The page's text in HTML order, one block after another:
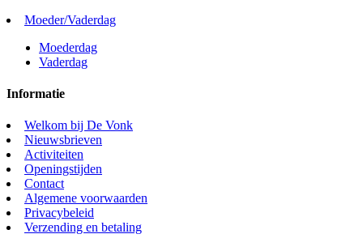
Moeder/Vaderdag
Moederdag
Vaderdag
Informatie
Welkom bij De Vonk
Nieuwsbrieven
Activiteiten
Openingstijden
Contact
Algemene voorwaarden
Privacybeleid
Verzending en betaling